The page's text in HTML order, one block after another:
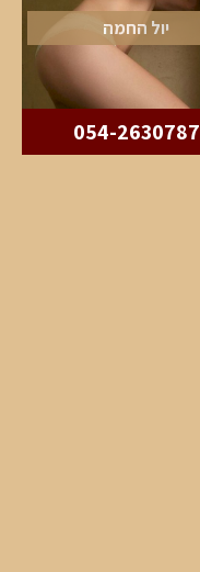
יול החמה
054-2630787